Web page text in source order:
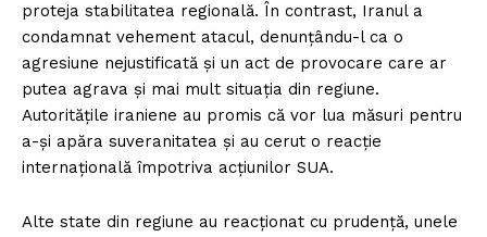
proteja stabilitatea regională. În contrast, Iranul a
condamnat vehement atacul, denunțându-l ca o
agresiune nejustificată și un act de provocare care ar
putea agrava și mai mult situația din regiune.
Autoritățile iraniene au promis că vor lua măsuri pentru
a-și apăra suveranitatea și au cerut o reacție
internațională împotriva acțiunilor SUA.
Alte state din regiune au reacționat cu prudență, unele